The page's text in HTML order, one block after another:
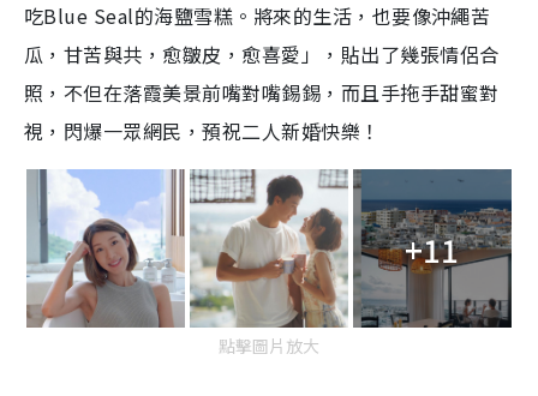
吃Blue Seal的海鹽雪糕。將來的生活，也要像沖繩苦
瓜，甘苦與共，愈皺皮，愈喜愛」，貼出了幾張情侶合
照，不但在落霞美景前嘴對嘴錫錫，而且手拖手甜蜜對
視，閃爆一眾網民，預祝二人新婚快樂！
+11
點擊圖片放大